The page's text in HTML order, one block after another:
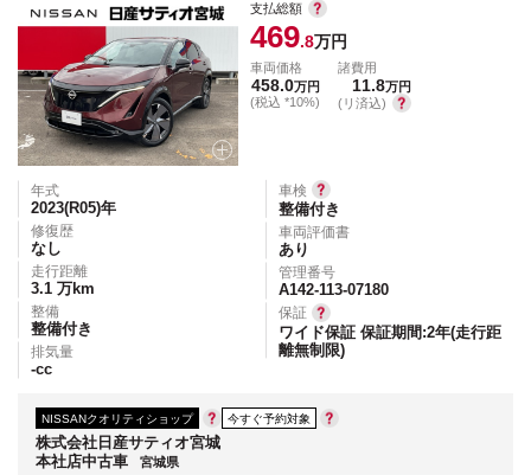
支払総額
469.8万円
車両価格
458.0万円
(税込 *10%)
諸費用
11.8万円
(リ済込)
年式
2023(R05)年
修復歴
なし
走行距離
3.1 万km
整備
整備付き
排気量
-cc
車検
整備付き
車両評価書
あり
管理番号
A142-113-07180
保証
ワイド保証 保証期間:2年(走行距
離無制限)
NISSANクオリティショップ 今すぐ予約対象
株式会社日産サティオ宮城
本社店中古車
宮城県